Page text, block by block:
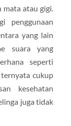
atau gigi.
penggunaan
yang lain
suara yang
seperti
cukup
kesehatan
juga tidak